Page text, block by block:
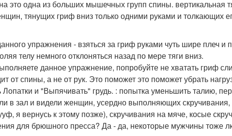
это одна из больших мышечных групп спины. вертикальная
тянущих гриф вниз только одними руками и толкающих
упражнения - взяться за гриф руками чуть шире плеч и
телу немного отклоняться назад по мере тяги вниз.
данное упражнение, попробуйте не хватать гриф
от спины, а не от рук. Это поможет это поможет убрать
Лопатки и "Выпячивать" грудь. : попытка уменьшить талию,
в зал и видели женщин, усердно выполняющих
я вернусь к этому позже), скручивания на мяче, косые
для брюшного пресса? Да - да, некоторые мужчины тоже